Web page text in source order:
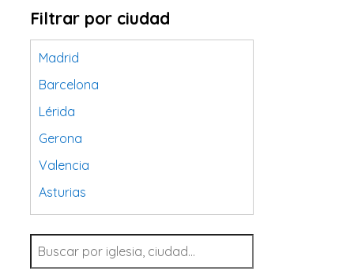
Filtrar por ciudad
Madrid
Barcelona
Lérida
Gerona
Valencia
Asturias
Tarragona
Navarra
Valladolid